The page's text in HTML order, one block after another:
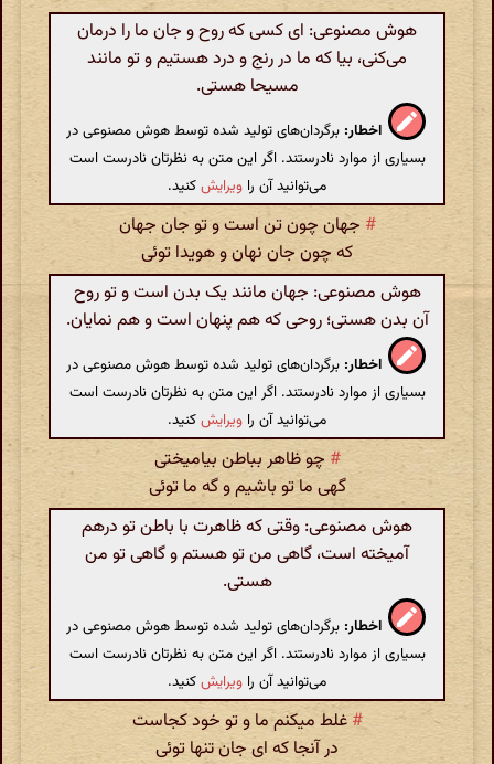
هوش مصنوعی: ای کسی که روح و جان ما را درمان
می‌کنی، بیا که ما در رنج و درد هستیم و تو مانند
مسیحا هستی.
اخطار: برگردان‌های تولید شده توسط هوش مصنوعی در
بسیاری از موارد نادرستند. اگر این متن به نظرتان نادرست است
می‌توانید آن را ویرایشکنید.
# جهان چون تن است و تو جان جهان
که چون جان نهان و هویدا توئی
هوش مصنوعی: جهان مانند یک بدن است و تو روح
آن بدن هستی؛ روحی که هم پنهان است و هم نمایان.
اخطار: برگردان‌های تولید شده توسط هوش مصنوعی در
بسیاری از موارد نادرستند. اگر این متن به نظرتان نادرست است
می‌توانید آن را ویرایشکنید.
# چو ظاهر بباطن بیامیختی
گهی ما تو باشیم و گه ما توئی
هوش مصنوعی: وقتی که ظاهرت با باطن تو درهم
آمیخته است، گاهی من تو هستم و گاهی تو من
هستی.
اخطار: برگردان‌های تولید شده توسط هوش مصنوعی در
بسیاری از موارد نادرستند. اگر این متن به نظرتان نادرست است
می‌توانید آن را ویرایشکنید.
# غلط میکنم ما و تو خود کجاست
در آنجا که ای جان تنها توئی